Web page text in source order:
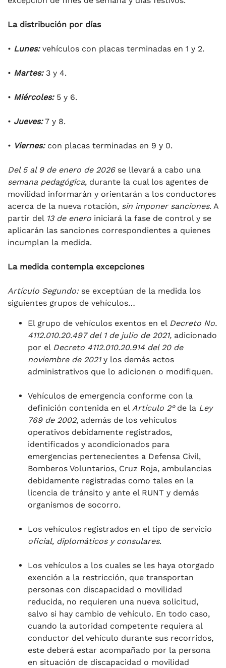
La distribución por días
• Lunes:vehículos con placas terminadas en 1 y 2.
• Martes: 3 y 4.
• Miércoles:5 y 6.
• Jueves:7 y 8.
• Viernes:con placas terminadas en 9 y 0.
Del 5 al 9 de enero de 2026se llevará a cabo una
semana pedagógica, durante la cual los agentes de
movilidad informarán y orientarán a los conductores
acerca de la nueva rotación, sin imponer sanciones. A
partir del 13 de enero iniciará la fase de control y se
aplicarán las sanciones correspondientes a quienes
incumplan la medida.
La medida contempla excepciones
Artículo Segundo:se exceptúan de la medida los
siguientes grupos de vehículos…
El grupo de vehículos exentos en el Decreto No.
4112.010.20.497 del 1 de julio de 2021, adicionado
por el Decreto 4112.010.20.914 del 20 de
noviembre de 2021y los demás actos
administrativos que lo adicionen o modifiquen.
Vehículos de emergencia conforme con la
definición contenida en el Artículo 2°de la Ley
769 de 2002, además de los vehículos
operativos debidamente registrados,
identificados y acondicionados para
emergencias pertenecientes a Defensa Civil,
Bomberos Voluntarios, Cruz Roja, ambulancias
debidamente registradas como tales en la
licencia de tránsito y ante el RUNT y demás
organismos de socorro.
Los vehículos registrados en el tipo de servicio
oficial, diplomáticos y consulares.
Los vehículos a los cuales se les haya otorgado
exención a la restricción, que transportan
personas con discapacidad o movilidad
reducida, no requieren una nueva solicitud,
salvo si hay cambio de vehículo. En todo caso,
cuando la autoridad competente requiera al
conductor del vehículo durante sus recorridos,
este deberá estar acompañado por la persona
en situación de discapacidad o movilidad